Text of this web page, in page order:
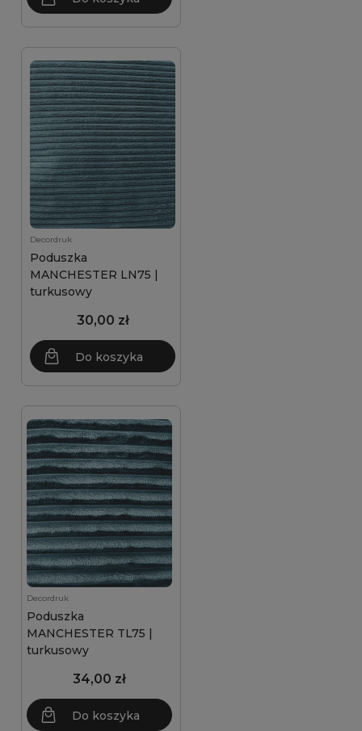
Decordruk
Poduszka
MANCHESTER LN75 |
turkusowy
30,00 zł
Do koszyka
Decordruk
Poduszka
MANCHESTER TL75 |
turkusowy
34,00 zł
Do koszyka